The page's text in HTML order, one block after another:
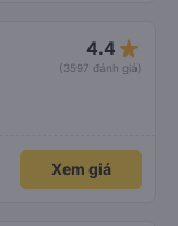
4.4 star_rate
(3597 đánh giá)
Xem giá